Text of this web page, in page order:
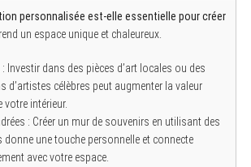
personnalisée est-elle essentielle pour créer
un espace unique et chaleureux.
Investir dans des pièces d’art locales ou des
d’artistes célèbres peut augmenter la valeur
votre intérieur.
: Créer un mur de souvenirs en utilisant des
donne une touche personnelle et connecte
avec votre espace.